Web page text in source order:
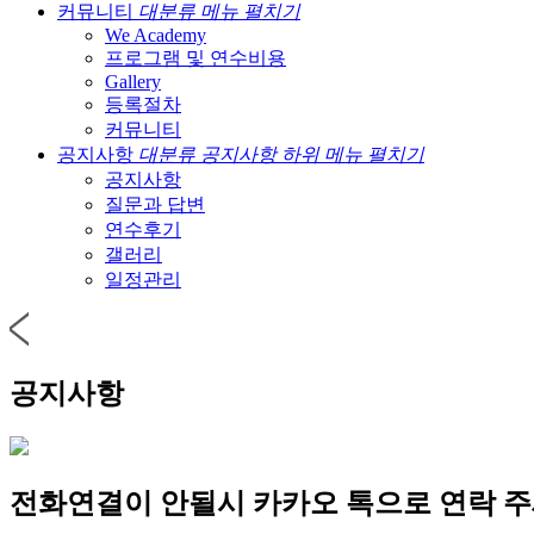
커뮤니티 대분류 메뉴 펼치기
We Academy
프로그램 및 연수비용
Gallery
등록절차
커뮤니티
공지사항 대분류 공지사항 하위 메뉴 펼치기
공지사항
질문과 답변
연수후기
갤러리
일정관리
공지사항
전화연결이 안될시 카카오 톡으로 연락